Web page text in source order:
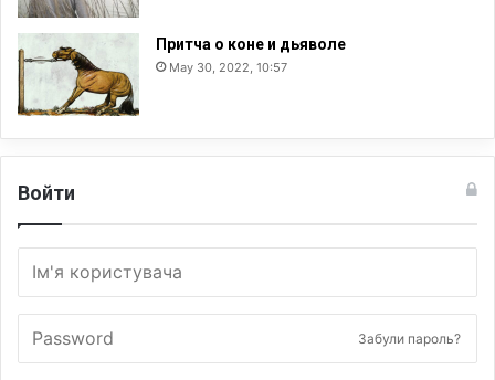
Притча о коне и дьяволе
May 30, 2022, 10:57
Войти
Забули пароль?